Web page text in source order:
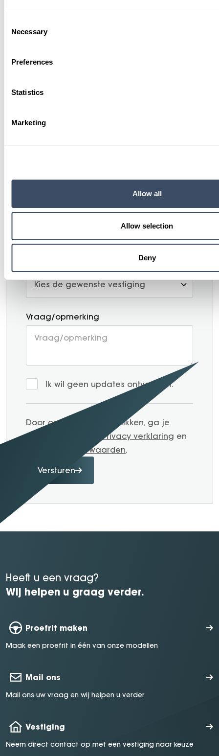
Selection
Necessary
Preferences
Statistics
Marketing
Allow all
Allow selection
Deny
Achternaam *
E-mailadres *
Extra informatie
Met welke vestiging wilt u contact?
Vraag/opmerking
Ik wil geen updates ontvangen.
Door op verzenden te klikken, ga je
akkoord met onze
Privacy verklaring en
Algemene voorwaarden.
Versturen
Heeft u een vraag?
Wij helpen u graag verder.
Proefrit maken
Maak een proefrit in één van onze modellen
Mail ons
Mail ons uw vraag en wij helpen u verder
Vestiging
Neem direct contact op met een vestiging naar keuze